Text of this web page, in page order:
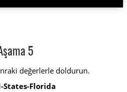
5
değerlerle doldurun.
States-Florida